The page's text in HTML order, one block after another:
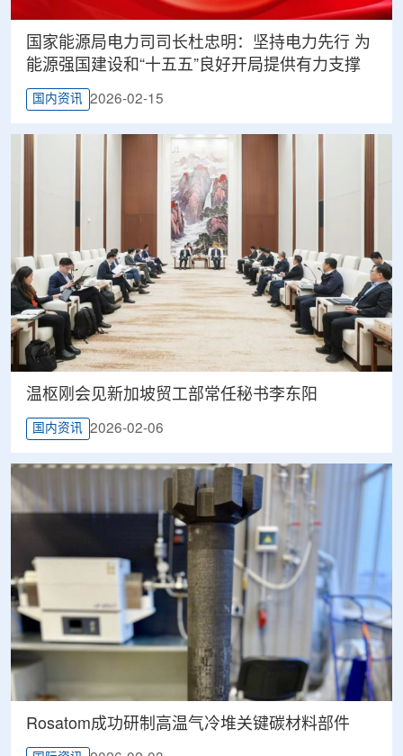
国家能源局电力司司长杜忠明：坚持电力先行 为
能源强国建设和“十五五”良好开局提供有力支撑
国内资讯 2026-02-15
温枢刚会见新加坡贸工部常任秘书李东阳
国内资讯 2026-02-06
Rosatom成功研制高温气冷堆关键碳材料部件